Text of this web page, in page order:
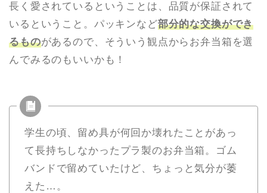
長く愛されているということは、品質が保証されて
いるということ。パッキンなど部分的な交換ができ
るものがあるので、そういう観点からお弁当箱を選
んでみるのもいいかも！
学生の頃、留め具が何回か壊れたことがあっ
て長持ちしなかったプラ製のお弁当箱。ゴム
バンドで留めていたけど、ちょっと気分が萎
えた…。